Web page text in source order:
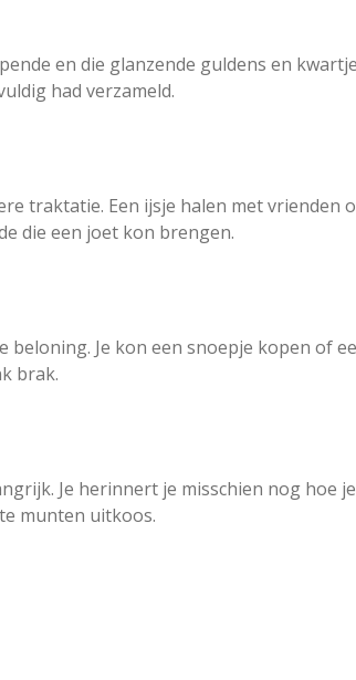
en die glanzende guldens en
had verzameld.
traktatie. Een ijsje halen met vrienden
die een joet kon brengen.
beloning. Je kon een snoepje kopen of
brak.
Je herinnert je misschien nog hoe
munten uitkoos.